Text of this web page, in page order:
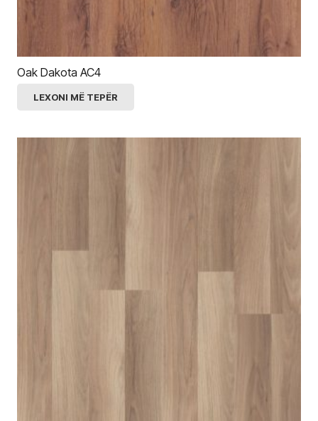
Oak Dakota AC4
LEXONI MË TEPËR